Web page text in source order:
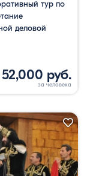
тур по
деловой
где
знакомством с
участников
52,000 руб.